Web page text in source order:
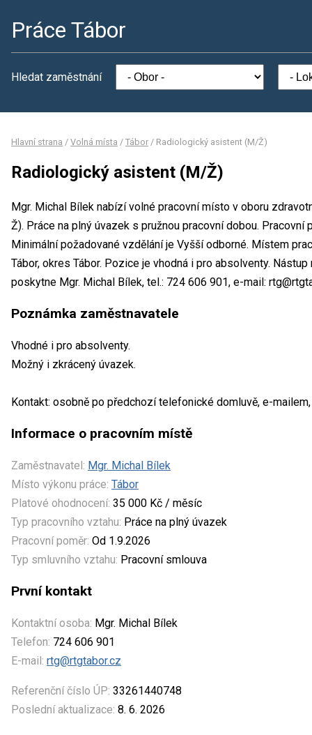
Práce Tábor
Hledat zaměstnání
Hlavní strana / Volná místa / Tábor / Radiologický asistent (M/Ž)
Radiologický asistent (M/Ž)
Mgr. Michal Bílek nabízí volné pracovní místo v oboru
Ž). Práce na plný úvazek s pružnou pracovní dobou.
Minimální požadované vzdělání je Vyšší odborné. Místem
Tábor, okres Tábor. Pozice je vhodná i pro absolventy.
poskytne Mgr. Michal Bílek, tel.: 724 606 901, e-mail:
Poznámka zaměstnavatele
Vhodné i pro absolventy.
Možný i zkrácený úvazek.
Kontakt: osobně po předchozí telefonické domluvě, e-
Informace o pracovním místě
Zaměstnavatel: Mgr. Michal Bílek
Místo výkonu práce: Tábor
Platové ohodnocení: 35 000 Kč / měsíc
Typ pracovního vztahu: Práce na plný úvazek
Pracovní poměr: Od 1.9.2026
Typ smluvního vztahu: Pracovní smlouva
První kontakt
Kontaktní osoba: Mgr. Michal Bílek
Telefon: 724 606 901
E-mail: rtg@rtgtabor.cz
Referenční číslo ÚP: 33261440748
Poslední aktualizace: 8. 6. 2026